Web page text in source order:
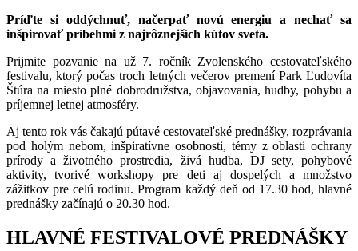
Príďte si oddýchnuť, načerpať novú energiu a nechať sa
inšpirovať príbehmi z najrôznejších kútov sveta.
Prijmite pozvanie na už 7. ročník Zvolenského cestovateľského
festivalu, ktorý počas troch letných večerov premení Park Ľudovíta
Štúra na miesto plné dobrodružstva, objavovania, hudby, pohybu a
príjemnej letnej atmosféry.
Aj tento rok vás čakajú pútavé cestovateľské prednášky, rozprávania
pod holým nebom, inšpiratívne osobnosti, témy z oblasti ochrany
prírody a životného prostredia, živá hudba, DJ sety, pohybové
aktivity, tvorivé workshopy pre deti aj dospelých a množstvo
zážitkov pre celú rodinu. Program každý deň od 17.30 hod, hlavné
prednášky začínajú o 20.30 hod.
HLAVNÉ FESTIVALOVÉ PREDNÁŠKY